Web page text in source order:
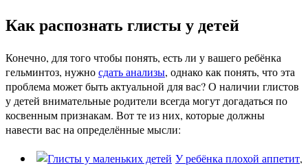
Как распознать глисты у детей
Конечно, для того чтобы понять, есть ли у вашего ребёнка
гельминтоз, нужносдать анализы, однако как понять, что эта
проблема может быть актуальной для вас? О наличии глистов
у детей внимательные родители всегда могут догадаться по
косвенным признакам. Вот те из них, которые должны
навести вас на определённые мысли:
У ребёнка плохой аппетит,